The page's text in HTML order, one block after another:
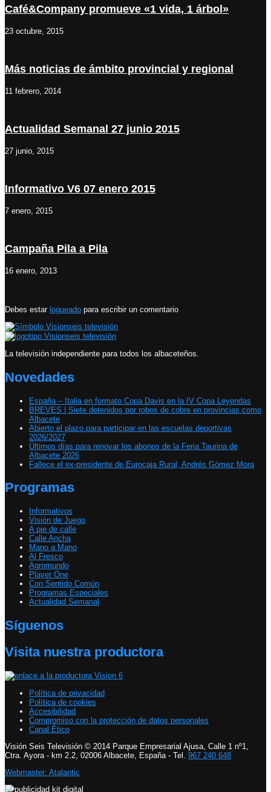
Café&Company promueve «1 vida, 1 árbol»
23 octubre, 2015
Más noticias de ámbito provincial y regional
11 febrero, 2014
Actualidad Semanal 27 junio 2015
27 junio, 2015
Informativo V6 07 enero 2015
7 enero, 2015
Campaña Pila a Pila
16 enero, 2013
Debes estar logueado para escribir un comentario
La televisión independiente para todos los albaceteños.
Novedades
España – Italia en formato Copa Davis en la IV Copa Leyendas
BREVES | Siete detenidos por robos de cobre en provincias como
Albacete
Abierto el plazo para participar en las escuelas deportivas
2026/2027
Últimos días para renovar los abonos de la Feria Taurina de
Albacete 2026
Fallece el ex-presidente de Eurocaja Rural, Andrés Gómez Mora
Programas
Informativos
Visión de Juego
A pie de calle
Calle Ancha
Mano a Mano
Al Fresco
Agromundo
Player One
Con Sentido Común
Programas Especiales
Actualidad Semanal
Síguenos
Visita nuestra productora
Política de privacidad
Política de cookies
Accesibilidad
Compromiso con la protección de datos personales
Canal Ético
Visión Seis Televisión © 2014 Parque Empresarial Ajusa, Calle 1 nº1,
Ctra. Ayora - km 2.2, 02006 Albacete, España - Tel. 967 240 648
Webmaster: Atalantic